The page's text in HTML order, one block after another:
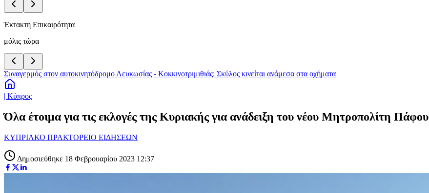
Έκτακτη Επικαιρότητα
μόλις τώρα
Συναγερμός στον αυτοκινητόδρομο Λευκωσίας - Κοκκινοτριμιθιάς: Σκύλος κινείται ανάμεσα στα οχήματα
| Κύπρος
Όλα έτοιμα για τις εκλογές της Κυριακής για ανάδειξη του νέου Μητροπολίτη Πάφου
ΚΥΠΡΙΑΚΟ ΠΡΑΚΤΟΡΕΙΟ ΕΙΔΗΣΕΩΝ
Δημοσιεύθηκε 18 Φεβρουαρίου 2023 12:37